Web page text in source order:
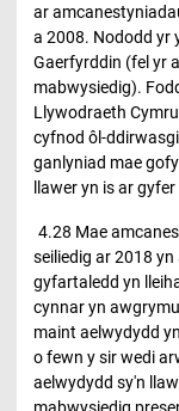
ar
a 2008. Nododd yr
Gaerfyrddin (fel yr
mabwysiedig).
Llywodraeth
cyfnod ôl-
ganlyniad mae
llawer yn is ar
4.28 Mae
seiliedig ar 2018
gyfartaledd yn
cynnar yn
maint aelwydydd
o fewn y sir wedi
aelwydydd sy'n